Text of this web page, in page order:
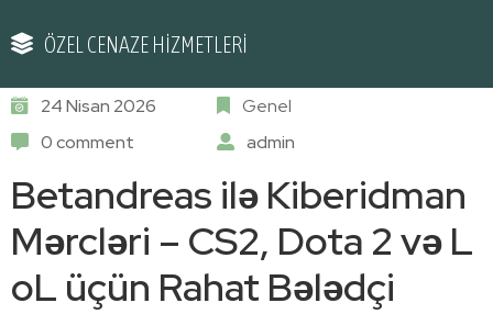
ÖZEL CENAZE HİZMETLERİ
24 Nisan 2026
Genel
0 comment
admin
Betandreas ilə Kiberidman
Mərcləri – CS2, Dota 2 və L
oL üçün Rahat Bələdçi